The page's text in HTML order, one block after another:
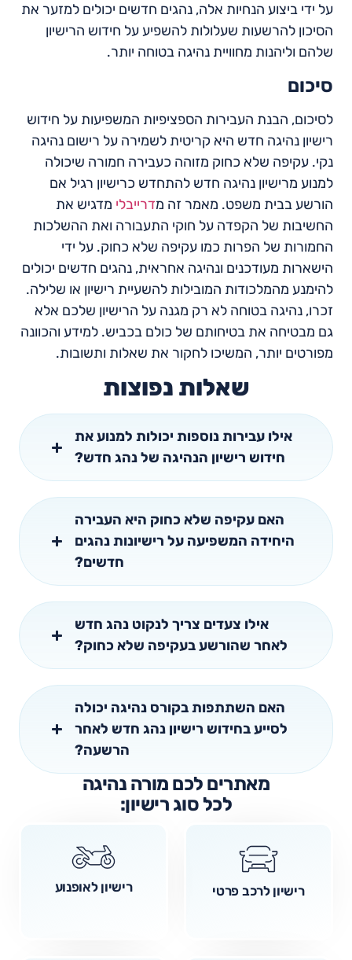
על ידי ביצוע הנחיות אלה, נהגים חדשים יכולים למזער את
הסיכון להרשעות שעלולות להשפיע על חידוש הרישיון
שלהם וליהנות מחוויית נהיגה בטוחה יותר.
סיכום
לסיכום, הבנת העבירות הספציפיות המשפיעות על חידוש
רישיון נהיגה חדש היא קריטית לשמירה על רישום נהיגה
נקי. עקיפה שלא כחוק מזוהה כעבירה חמורה שיכולה
למנוע מרישיון נהיגה חדש להתחדש כרישיון רגיל אם
הורשע בבית משפט. מאמר זה מדרייבלי מדגיש את
החשיבות של הקפדה על חוקי התעבורה ואת ההשלכות
החמורות של הפרות כמו עקיפה שלא כחוק. על ידי
הישארות מעודכנים ונהיגה אחראית, נהגים חדשים יכולים
להימנע מהמלכודות המובילות להשעיית רישיון או שלילה.
זכרו, נהיגה בטוחה לא רק מגנה על הרישיון שלכם אלא
גם מבטיחה את בטיחותם של כולם בכביש. למידע והכוונה
מפורטים יותר, המשיכו לחקור את שאלות ותשובות.
שאלות נפוצות
אילו עבירות נוספות יכולות למנוע את
חידוש רישיון הנהיגה של נהג חדש?
האם עקיפה שלא כחוק היא העבירה
היחידה המשפיעה על רישיונות נהגים
חדשים?
אילו צעדים צריך לנקוט נהג חדש
לאחר שהורשע בעקיפה שלא כחוק?
האם השתתפות בקורס נהיגה יכולה
לסייע בחידוש רישיון נהג חדש לאחר
הרשעה?
מאתרים לכם מורה נהיגה
לכל סוג רישיון:
רישיון לרכב פרטי רישיון לאופנוע